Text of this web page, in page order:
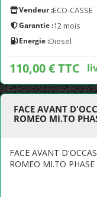
Vendeur :ECO-CASSE
Garantie :12 mois
Energie :Diesel
110,00 € TTC
FACE AVANT
ROMEO MI.TO
FACE AVANT
ROMEO MI.TO PHASE